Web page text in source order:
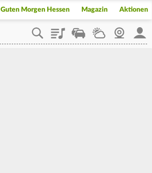
Guten Morgen Hessen Magazin Aktionen
PlaylistStaupilotWetterWebcam